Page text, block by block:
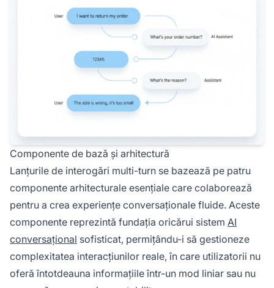
Componente de bază și arhitectură
Lanțurile de interogări multi-turn se bazează pe patru
componente arhitecturale esențiale care colaborează
pentru a crea experiențe conversaționale fluide. Aceste
componente reprezintă fundația oricărui sistem AI
conversațional sofisticat, permițându-i să gestioneze
complexitatea interacțiunilor reale, în care utilizatorii nu
oferă întotdeauna informațiile într-un mod liniar sau nu